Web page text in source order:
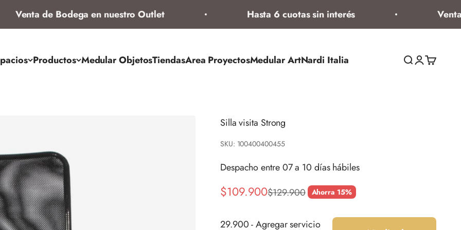
Venta de Bodega en nuestro Outlet Hasta 6 cuotas sin interés Venta
Productos Medular ObjetosTiendasArea ProyectosMedular ArtNardi Italia Abrir búsqueda
AbrirAbrir
Silla visita Strong
SKU: 100400400455
Despacho entre 07 a 10 días hábiles
Precio de oferta
$109.900Precio normal
$129.900 Ahorra 15%
29.900 - Agregar servicio